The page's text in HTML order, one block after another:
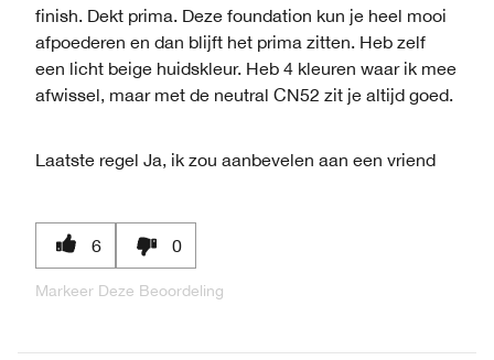
finish. Dekt prima. Deze foundation kun je heel mooi
afpoederen en dan blijft het prima zitten. Heb zelf
een licht beige huidskleur. Heb 4 kleuren waar ik mee
afwissel, maar met de neutral CN52 zit je altijd goed.
Laatste regel Ja, ik zou aanbevelen aan een vriend
6 0
Markeer Deze Beoordeling